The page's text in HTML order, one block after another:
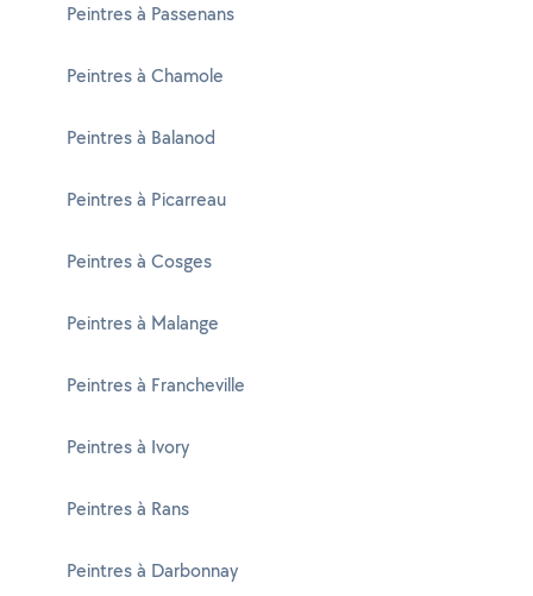
Peintres à Passenans
Peintres à Chamole
Peintres à Balanod
Peintres à Picarreau
Peintres à Cosges
Peintres à Malange
Peintres à Francheville
Peintres à Ivory
Peintres à Rans
Peintres à Darbonnay